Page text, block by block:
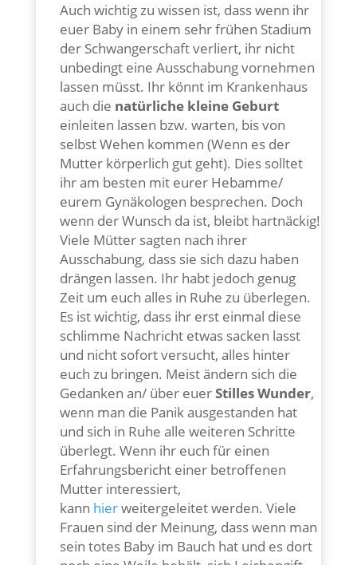
Auch wichtig zu wissen ist, dass wenn ihr
euer Baby in einem sehr frühen Stadium
der Schwangerschaft verliert, ihr nicht
unbedingt eine Ausschabung vornehmen
lassen müsst. Ihr könnt im Krankenhaus
auch die natürliche kleine Geburt
einleiten lassen bzw. warten, bis von
selbst Wehen kommen (Wenn es der
Mutter körperlich gut geht). Dies solltet
ihr am besten mit eurer Hebamme/
eurem Gynäkologen besprechen. Doch
wenn der Wunsch da ist, bleibt hartnäckig!
Viele Mütter sagten nach ihrer
Ausschabung, dass sie sich dazu haben
drängen lassen. Ihr habt jedoch genug
Zeit um euch alles in Ruhe zu überlegen.
Es ist wichtig, dass ihr erst einmal diese
schlimme Nachricht etwas sacken lasst
und nicht sofort versucht, alles hinter
euch zu bringen. Meist ändern sich die
Gedanken an/ über euerStilles Wunder,
wenn man die Panik ausgestanden hat
und sich in Ruhe alle weiteren Schritte
überlegt. Wenn ihr euch für einen
Erfahrungsbericht einer betroffenen
Mutter interessiert,
kann hierweitergeleitet werden. Viele
Frauen sind der Meinung, dass wenn man
sein totes Baby im Bauch hat und es dort